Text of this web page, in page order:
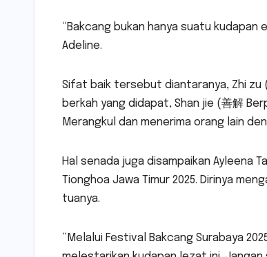
“Bakcang bukan hanya suatu kudapan
Adeline.
Sifat baik tersebut diantaranya, Zhi zu
berkah yang didapat, Shan jie (善解
Merangkul dan menerima orang lain
Hal senada juga disampaikan Ayleena
Tionghoa Jawa Timur 2025. Dirinya
tuanya.
“Melalui Festival Bakcang Surabaya